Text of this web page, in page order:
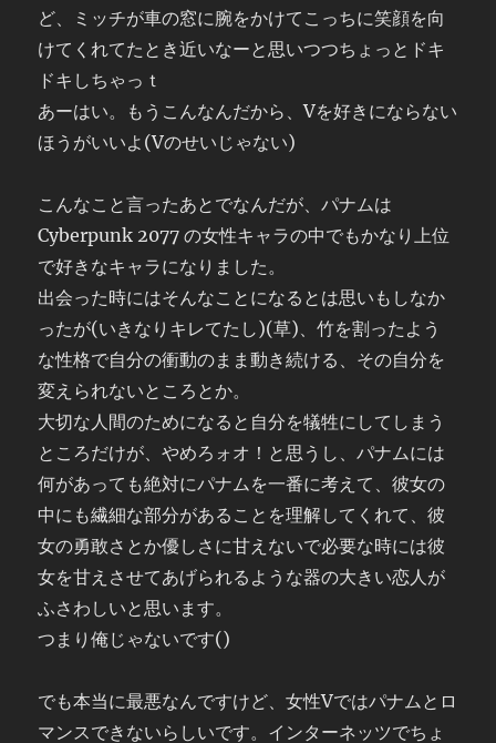
ど、ミッチが車の窓に腕をかけてこっちに笑顔を向
けてくれてたとき近いなーと思いつつちょっとドキ
ドキしちゃっｔ
あーはい。もうこんなんだから、Vを好きにならない
ほうがいいよ(Vのせいじゃない)
こんなこと言ったあとでなんだが、パナムは
Cyberpunk 2077 の女性キャラの中でもかなり上位
で好きなキャラになりました。
出会った時にはそんなことになるとは思いもしなか
ったが(いきなりキレてたし)(草)、竹を割ったよう
な性格で自分の衝動のまま動き続ける、その自分を
変えられないところとか。
大切な人間のためになると自分を犠牲にしてしまう
ところだけが、やめろォオ！と思うし、パナムには
何があっても絶対にパナムを一番に考えて、彼女の
中にも繊細な部分があることを理解してくれて、彼
女の勇敢さとか優しさに甘えないで必要な時には彼
女を甘えさせてあげられるような器の大きい恋人が
ふさわしいと思います。
つまり俺じゃないです()
でも本当に最悪なんですけど、女性Vではパナムとロ
マンスできないらしいです。インターネッツでちょ